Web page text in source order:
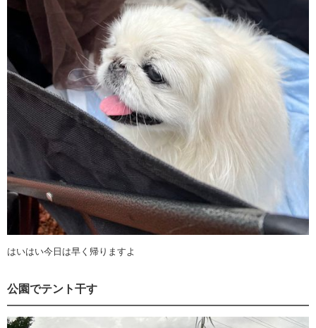
はいはい今日は早く帰りますよ
公園でテント干す